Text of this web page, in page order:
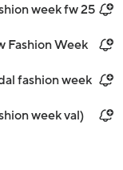
week fw 25
Fashion Week
fashion week
week val)